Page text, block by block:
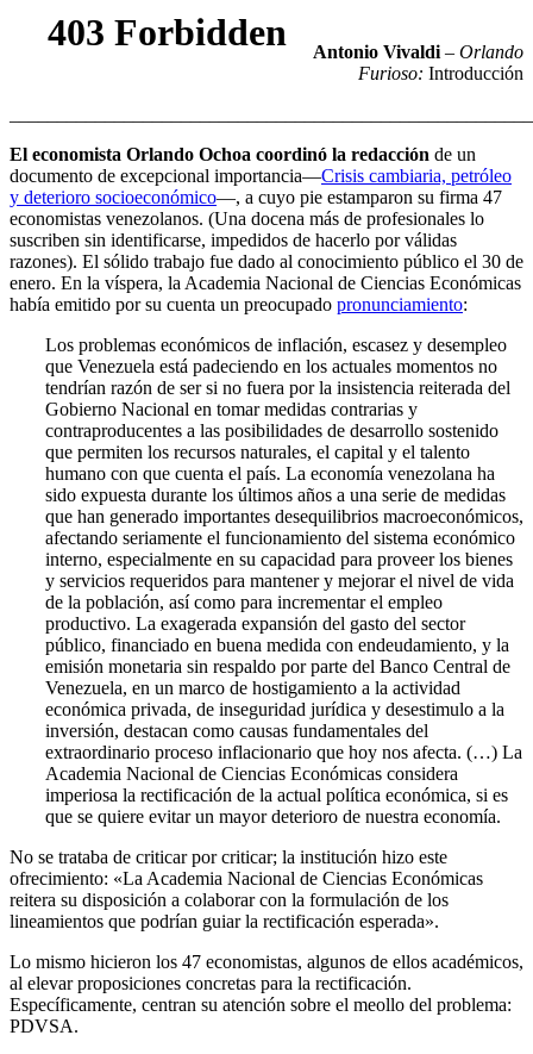
Antonio Vivaldi – Orlando
Furioso: Introducción
El economista Orlando Ochoa coordinó la redacción de un
documento de excepcional importancia—Crisis cambiaria, petróleo
y deterioro socioeconómico—, a cuyo pie estamparon su firma 47
economistas venezolanos. (Una docena más de profesionales lo
suscriben sin identificarse, impedidos de hacerlo por válidas
razones). El sólido trabajo fue dado al conocimiento público el 30 de
enero. En la víspera, la Academia Nacional de Ciencias Económicas
había emitido por su cuenta un preocupado pronunciamiento:
Los problemas económicos de inflación, escasez y desempleo
que Venezuela está padeciendo en los actuales momentos no
tendrían razón de ser si no fuera por la insistencia reiterada del
Gobierno Nacional en tomar medidas contrarias y
contraproducentes a las posibilidades de desarrollo sostenido
que permiten los recursos naturales, el capital y el talento
humano con que cuenta el país. La economía venezolana ha
sido expuesta durante los últimos años a una serie de medidas
que han generado importantes desequilibrios macroeconómicos,
afectando seriamente el funcionamiento del sistema económico
interno, especialmente en su capacidad para proveer los bienes
y servicios requeridos para mantener y mejorar el nivel de vida
de la población, así como para incrementar el empleo
productivo. La exagerada expansión del gasto del sector
público, financiado en buena medida con endeudamiento, y la
emisión monetaria sin respaldo por parte del Banco Central de
Venezuela, en un marco de hostigamiento a la actividad
económica privada, de inseguridad jurídica y desestimulo a la
inversión, destacan como causas fundamentales del
extraordinario proceso inflacionario que hoy nos afecta. (…) La
Academia Nacional de Ciencias Económicas considera
imperiosa la rectificación de la actual política económica, si es
que se quiere evitar un mayor deterioro de nuestra economía.
No se trataba de criticar por criticar; la institución hizo este
ofrecimiento: «La Academia Nacional de Ciencias Económicas
reitera su disposición a colaborar con la formulación de los
lineamientos que podrían guiar la rectificación esperada».
Lo mismo hicieron los 47 economistas, algunos de ellos académicos,
al elevar proposiciones concretas para la rectificación.
Específicamente, centran su atención sobre el meollo del problema:
PDVSA.